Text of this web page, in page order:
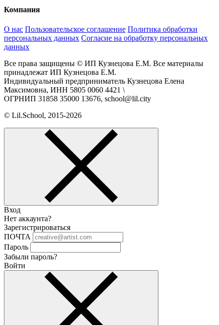
Компания
О нас Пользовательское соглашение Политика обработки
персональных данных Согласие на обработку персональных
данных
Все права защищены © ИП Кузнецова Е.М. Все материалы
принадлежат ИП Кузнецова Е.М.
Индивидуальный предприниматель Кузнецова Елена
Максимовна, ИНН 5805 0060 4421 \
ОГРНИП 31858 35000 13676, school@lil.city
© Lil.School, 2015‐2026
Вход
Нет аккаунта?
Зарегистрироваться
ПОЧТА
Пароль
Забыли пароль?
Войти